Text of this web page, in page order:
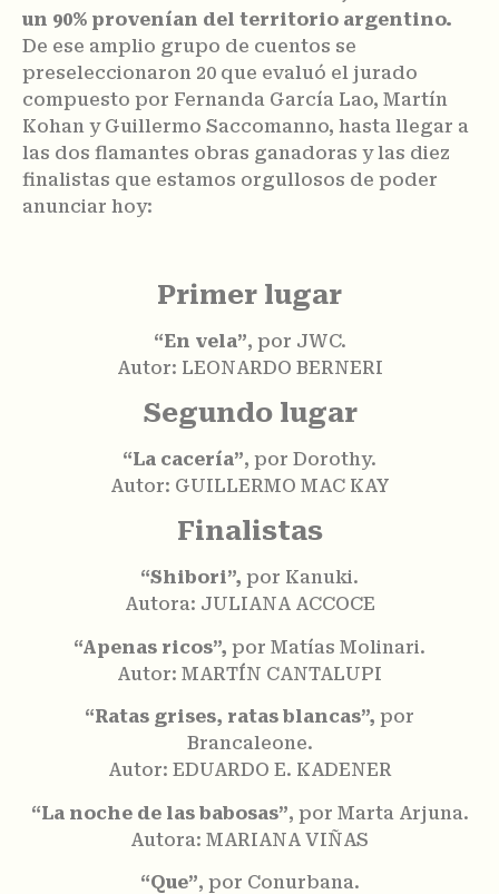
un 90% provenían del territorio argentino.
De ese amplio grupo de cuentos se
preseleccionaron 20 que evaluó el jurado
compuesto por Fernanda García Lao, Martín
Kohan y Guillermo Saccomanno, hasta llegar a
las dos flamantes obras ganadoras y las diez
finalistas que estamos orgullosos de poder
anunciar hoy:
Primer lugar
“En vela”, por JWC.
Autor: LEONARDO BERNERI
Segundo lugar
“La cacería”, por Dorothy.
Autor: GUILLERMO MAC KAY
Finalistas
“Shibori”, por Kanuki.
Autora: JULIANA ACCOCE
“Apenas ricos”, por Matías Molinari.
Autor: MARTÍN CANTALUPI
“Ratas grises, ratas blancas”, por
Brancaleone.
Autor: EDUARDO E. KADENER
“La noche de las babosas”, por Marta Arjuna.
Autora: MARIANA VIÑAS
“Que”, por Conurbana.